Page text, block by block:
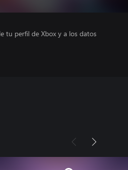
tu perfil de Xbox y a los datos